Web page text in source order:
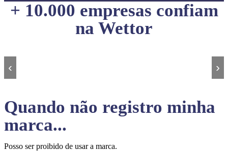
+ 10.000 empresas confiam
na Wettor
‹ ›
Quando não registro minha
marca...
Posso ser proibido de usar a marca.